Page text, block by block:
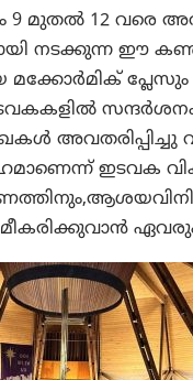
9 മുതൽ 12 വരെ
നടക്കുന്ന ഈ
മക്കോർമിക്
സന്ദർശനം
ഇടവക
ഏവരും